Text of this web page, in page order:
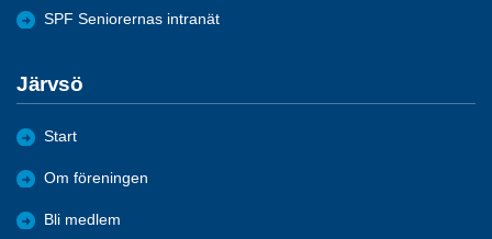
SPF Seniorernas intranät
Järvsö
Start
Om föreningen
Bli medlem